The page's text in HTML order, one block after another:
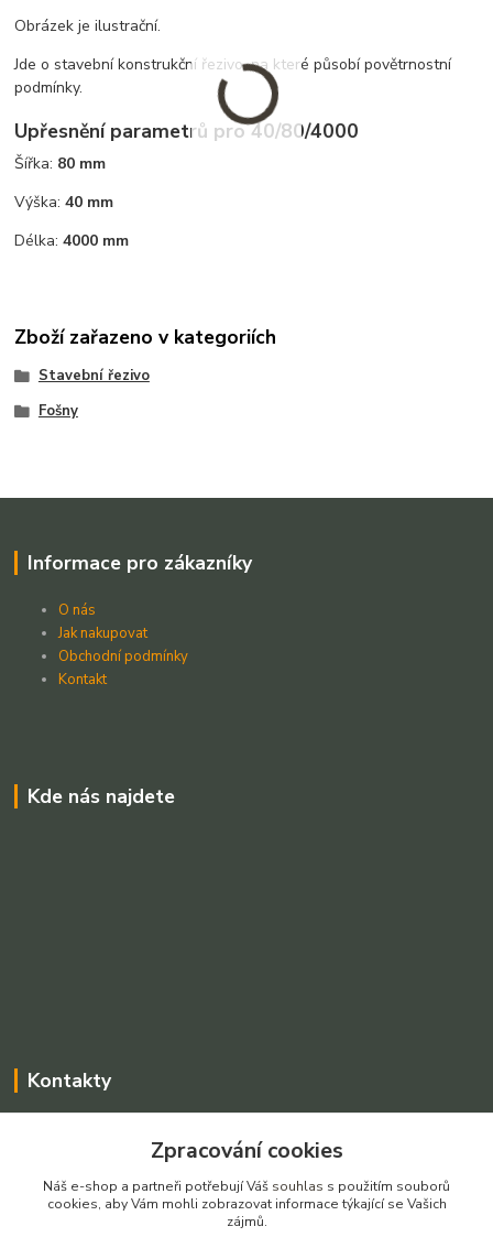
Obrázek je ilustrační.
Jde o stavební konstrukční řezivo, na které působí povětrnostní
podmínky.
Upřesnění parametrů pro 40/80/4000
Šířka: 80 mm
Výška:40 mm
Délka:4000 mm
Zboží zařazeno v kategoriích
Stavební řezivo
Fošny
Informace pro zákazníky
O nás
Jak nakupovat
Obchodní podmínky
Kontakt
Kde nás najdete
Kontakty
+420 775025765
prodejnarezivadecin@seznam.cz
Zpracování cookies
Náš e-shop a partneři potřebují Váš souhlas s použitím souborů
cookies, aby Vám mohli zobrazovat informace týkající se Vašich
zájmů.